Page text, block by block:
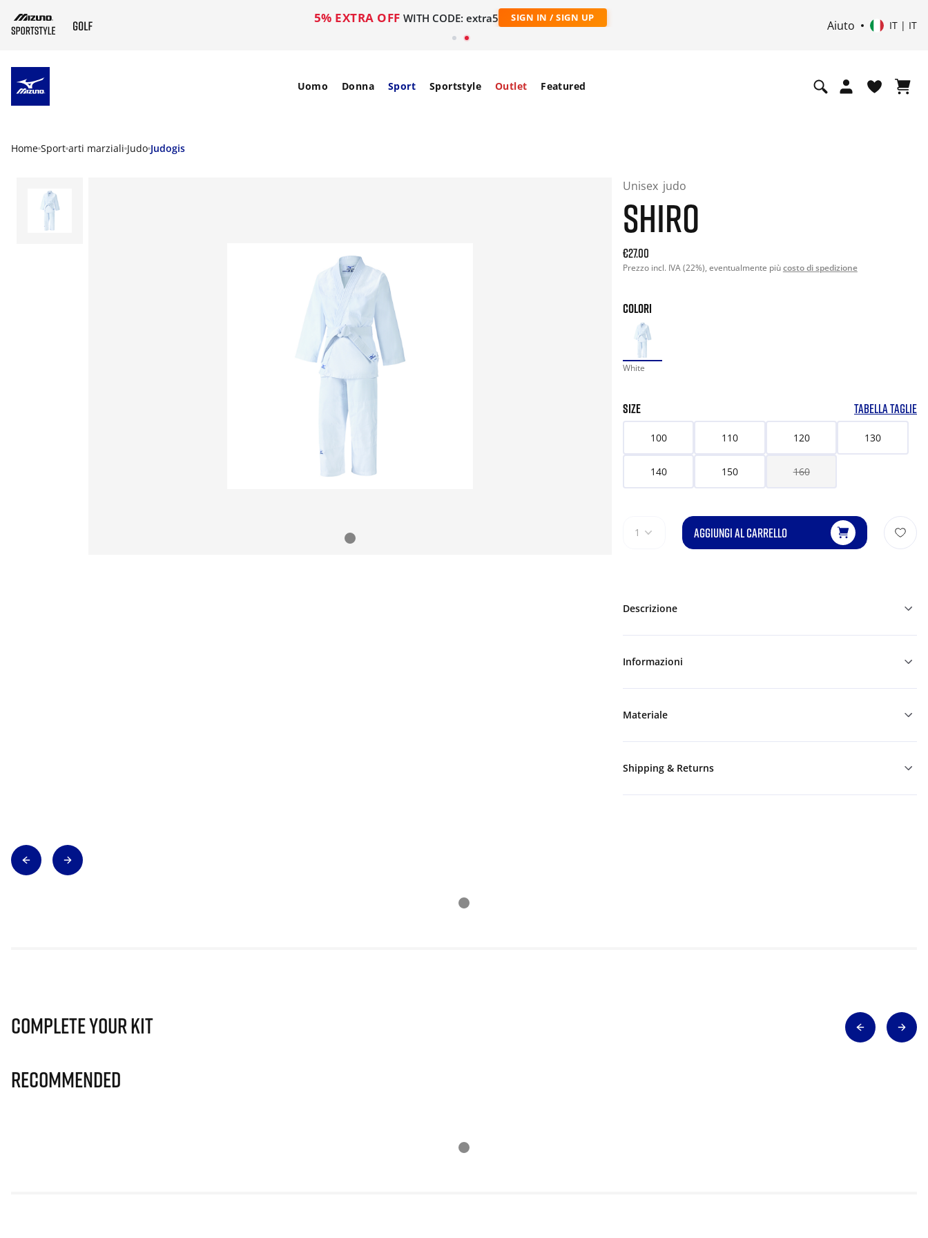
5% EXTRA OFF WITH CODE: extra5 SIGN IN / SIGN UP
Aiuto IT | IT
Uomo Donna Sport Sportstyle Outlet Featured
Home Sport arti marziali Judo Judogis
Unisex judo
SHIRO
Current price: 27.00. Prezzo incl. IVA (22%) and possibly
€27.00
Prezzo incl. IVA (22%), eventualmente piùcosto di spedizione
COLORI
White
SIZE TABELLA TAGLIE
100 110 120 130
140 150 160
1 AGGIUNGI AL CARRELLO
Descrizione
Informazioni
Materiale
Shipping & Returns
Complete Your Kit
Recommended